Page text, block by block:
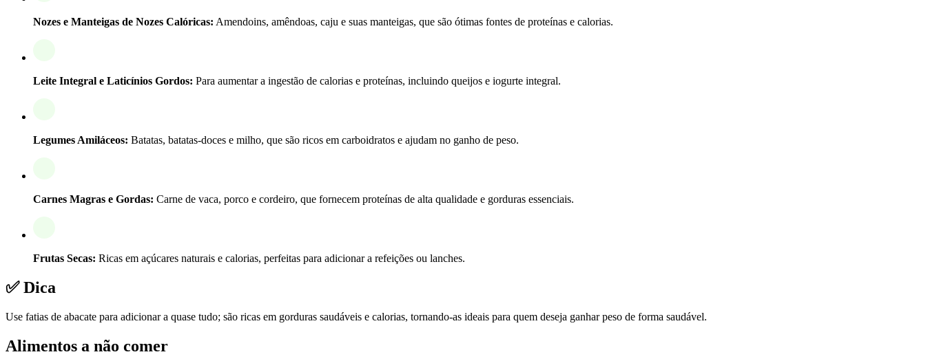
Nozes e Manteigas de Nozes Calóricas: Amendoins, amêndoas, caju e suas manteigas, que são ótimas fontes de proteínas e calorias.
Leite Integral e Laticínios Gordos: Para aumentar a ingestão de calorias e proteínas, incluindo queijos e iogurte integral.
Legumes Amiláceos: Batatas, batatas-doces e milho, que são ricos em carboidratos e ajudam no ganho de peso.
Carnes Magras e Gordas: Carne de vaca, porco e cordeiro, que fornecem proteínas de alta qualidade e gorduras essenciais.
Frutas Secas: Ricas em açúcares naturais e calorias, perfeitas para adicionar a refeições ou lanches.
✅ Dica
Use fatias de abacate para adicionar a quase tudo; são ricas em gorduras saudáveis e calorias, tornando-as ideais para quem deseja ganhar peso de forma saudável.
Alimentos a não comer